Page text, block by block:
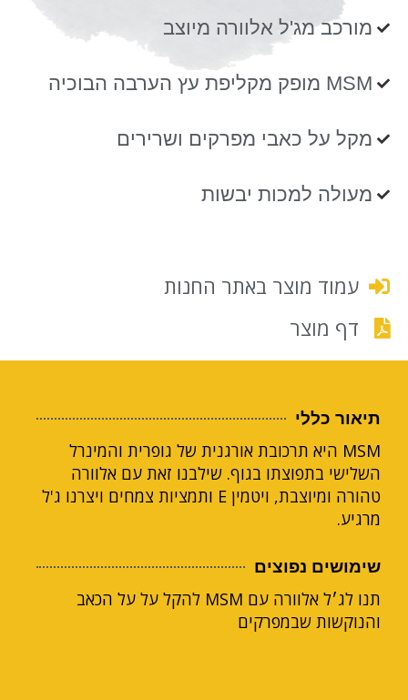
מורכב מג'ל אלוורה מיוצב
MSM ‮מופק מקליפת עץ הערבה הבוכיה
מקל על כאבי מפרקים ושרירים
מעולה למכות יבשות‬
עמוד מוצר באתר החנות
דף מוצר
תיאור כללי
MSM היא תרכובת אורגנית של גופרית והמינרל
השלישי בתפוצתו בגוף. שילבנו זאת עם אלוורה
טהורה ומיוצבת, ויטמין E ותמציות צמחים ויצרנו ג'ל
מרגיע.
שימושים נפוצים
תנו לג׳ל אלוורה עם MSM להקל על על הכאב
והנוקשות שבמפרקים